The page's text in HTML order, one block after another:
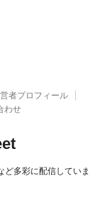
者プロフィール
わせ
ど多彩に配信していま